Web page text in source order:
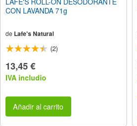
CON LAVANDA 71g
de Lafe's Natural
(2)
13,45 €
IVA includio
Añadir al carrito